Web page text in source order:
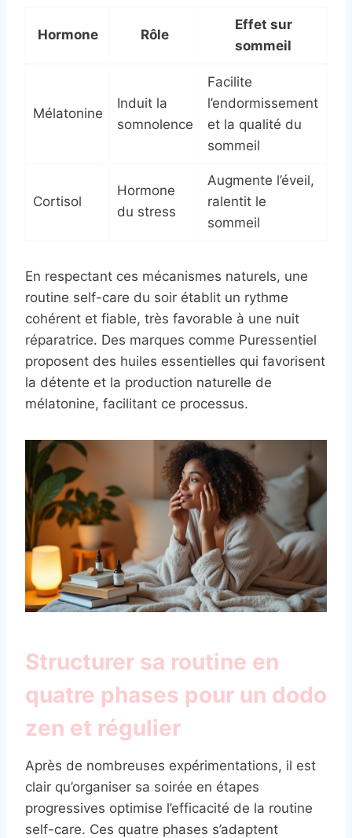
Hormone Rôle
Effet sur
sommeil
Mélatonine
Induit la
somnolence
Facilite
l’endormissement
et la qualité du
sommeil
Cortisol
Hormone
du stress
Augmente l’éveil,
ralentit le
sommeil
En respectant ces mécanismes naturels, une
routine self-care du soir établit un rythme
cohérent et fiable, très favorable à une nuit
réparatrice. Des marques comme Puressentiel
proposent des huiles essentielles qui favorisent
la détente et la production naturelle de
mélatonine, facilitant ce processus.
Structurer sa routine en
quatre phases pour un dodo
zen et régulier
Après de nombreuses expérimentations, il est
clair qu’organiser sa soirée en étapes
progressives optimise l’efficacité de la routine
self-care. Ces quatre phases s’adaptent